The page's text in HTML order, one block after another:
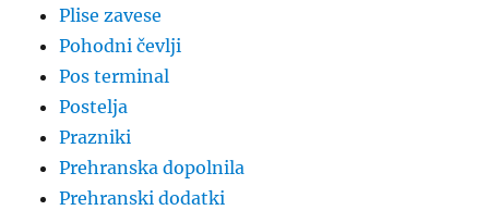
Plise zavese
Pohodni čevlji
Pos terminal
Postelja
Prazniki
Prehranska dopolnila
Prehranski dodatki